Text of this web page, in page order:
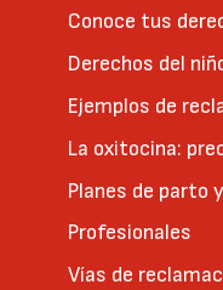
Conoce tus
Derechos del
Ejemplos de
La oxitocina:
Planes de parto
Profesionales
Vías de